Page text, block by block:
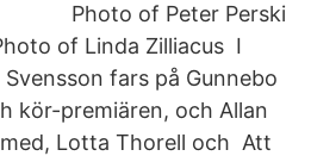
Photo of Peter Perski
of Linda Zilliacus I
fars på Gunnebo
kör-premiären, och Allan
Lotta Thorell och Att